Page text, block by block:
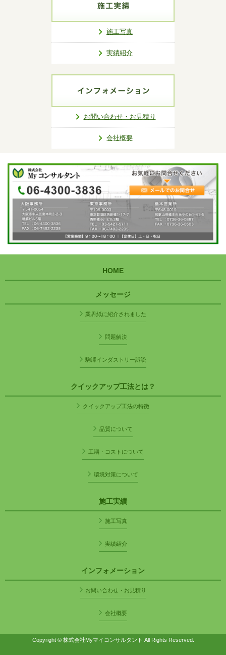
施工写真
実績紹介
お問い合わせ・お見積り
会社概要
HOME
メッセージ
業界紙に紹介されました
問題解決
駒澤インダストリー訴訟
クイックアップ工法とは？
クイックアップ工法の特徴
品質について
工期・コストについて
環境対策について
施工実績
施工写真
実績紹介
インフォメーション
お問い合わせ・お見積り
会社概要
Copyright © 株式会社Myマイコンサルタント All Rights Reserved.